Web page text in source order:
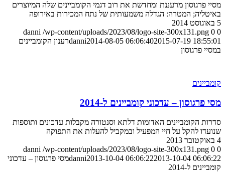
מסיי פרגוסון מרעננת ומחדשת את רוב דגמי הקומביינים שלה המיוצרים
באיטליה; המטרה: הגדלה משמעותית של נתח המכירות באירופה
5 באוגוסט 2014
0
0
danni /wp-content/uploads/2023/08/logo-site-300x131.png
danni2014-08-05 06:06:402015-07-19 18:55:01
רענון הקומביינים
במסיי פרגוסון
קומביינים
מסי פרגוסון – עדכוני קומביינים ל-2014
סדרות הקומביינים האדומות דלתא וסנטורה מקבלות עדכונים ותוספות
שנועדו להקל על חיי המפעיל ובמקביל להעלות את התפוקה
4 באוקטובר 2013
0
0
danni /wp-content/uploads/2023/08/logo-site-300x131.png
danni2013-10-04 06:06:222013-10-04 06:06:22
מסי פרגוסון – עדכוני
קומביינים ל-2014